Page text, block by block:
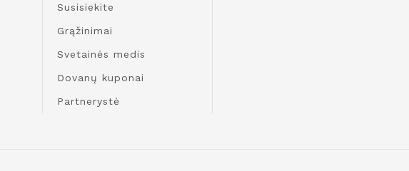
Susisiekite
Grąžinimai
Svetainės medis
Dovanų kuponai
Partnerystė